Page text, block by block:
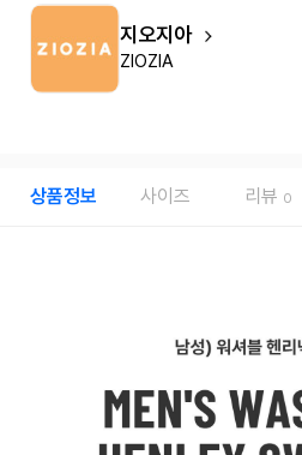
지오지아
ZIOZIA
상품정보 사이즈 리뷰 0